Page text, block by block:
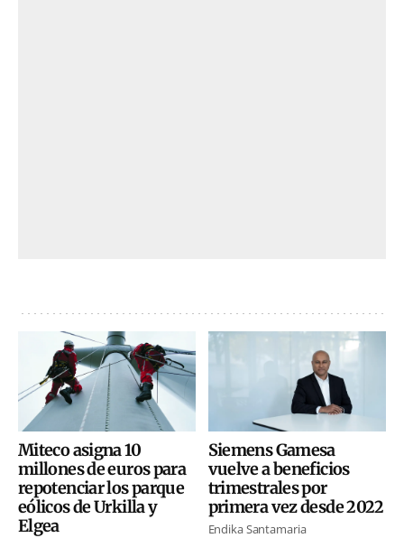
Miteco asigna 10
millones de euros para
repotenciar los parque
eólicos de Urkilla y
Elgea
Siemens Gamesa
vuelve a beneficios
trimestrales por
primera vez desde 2022
Endika Santamaria